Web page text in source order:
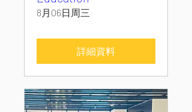
8月06日周三
詳細資料